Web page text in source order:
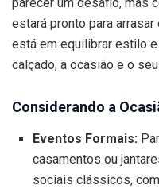
estará pronto para
está em equilibrar estilo
calçado, a ocasião e o
Considerando a
Eventos Formais:
casamentos ou
sociais clássicos,